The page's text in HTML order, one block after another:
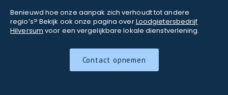
Benieuwd hoe onze aanpak zich verhoudt tot andere
regio’s? Bekijk ook onze pagina overLoodgietersbedrijf
Hilversum voor een vergelijkbare lokale dienstverlening.
Contact opnemen